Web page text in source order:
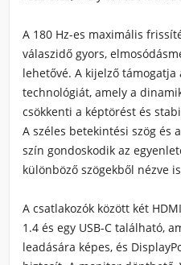
A 180 Hz-es maximális
válaszidő gyors,
lehetővé. A kijelző támogatja
technológiát, amely a
csökkenti a képtörést és
A széles betekintési szög és
szín gondoskodik az
különböző szögekből nézve
A csatlakozók között két
1.4 és egy USB-C található,
leadására képes, és